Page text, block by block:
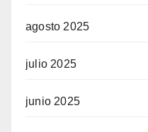
agosto 2025
julio 2025
junio 2025